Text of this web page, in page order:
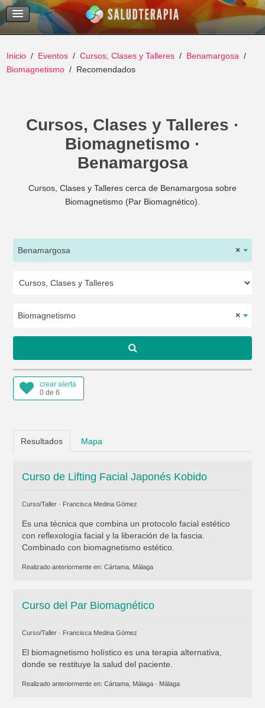
Temas Recientes
Buscar
Inicio Eventos Cursos, Clases y Talleres
Benamargosa
Biomagnetismo
Recomendados
Cursos, Clases y Talleres ·
Biomagnetismo ·
Benamargosa
Cursos, Clases y Talleres cerca de Benamargosa sobre
Biomagnetismo (Par Biomagnético).
×
Benamargosa
×
Biomagnetismo
crear alerta
0 de 6
Resultados Mapa
Curso de Lifting Facial Japonés Kobido
Curso/Taller · Francisca Medina Gómez
Es una técnica que combina un protocolo facial estético
con reflexología facial y la liberación de la fascia.
Combinado con biomagnetismo estético.
Realizado anteriormente en: Cártama, Málaga
Curso del Par Biomagnético
Curso/Taller · Francisca Medina Gómez
El biomagnetismo holístico es una terapia alternativa,
donde se restituye la salud del paciente.
Realizado anteriormente en: Cártama, Málaga· Málaga